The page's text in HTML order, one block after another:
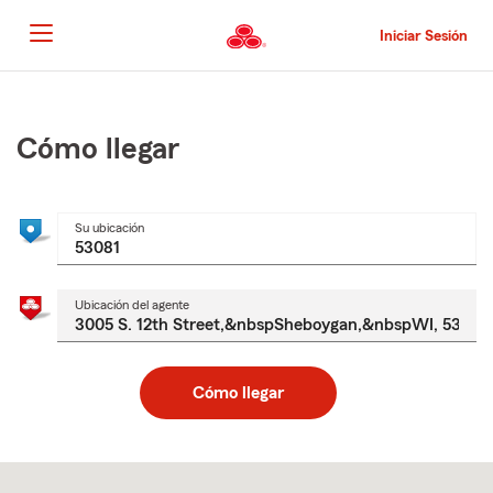
al
contenido
principal
Iniciar Sesión
principal
Cómo llegar
Su ubicación
Ubicación del agente
Cómo llegar
to